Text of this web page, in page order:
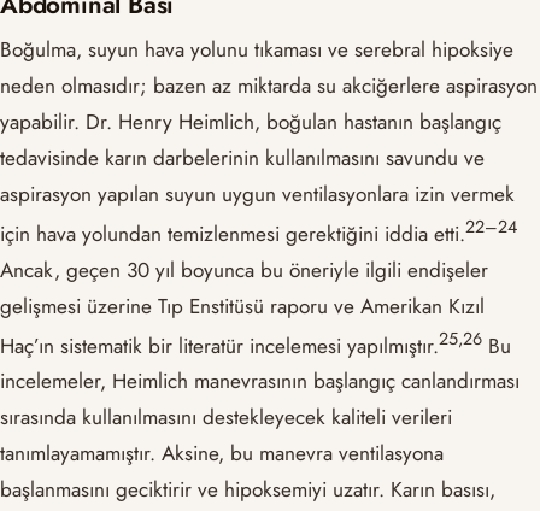
Boğulma, suyun hava yolunu tıkaması ve serebral hipoksiye
neden olmasıdır; bazen az miktarda su akciğerlere aspirasyon
yapabilir. Dr. Henry Heimlich, boğulan hastanın başlangıç
tedavisinde karın darbelerinin kullanılmasını savundu ve
aspirasyon yapılan suyun uygun ventilasyonlara izin vermek
için hava yolundan temizlenmesi gerektiğini iddia etti.​22–24​
Ancak, geçen 30 yıl boyunca bu öneriyle ilgili endişeler
gelişmesi üzerine Tıp Enstitüsü raporu ve Amerikan Kızıl
Haç’ın sistematik bir literatür incelemesi yapılmıştır.​25,26​ Bu
incelemeler, Heimlich manevrasının başlangıç canlandırması
sırasında kullanılmasını destekleyecek kaliteli verileri
tanımlayamamıştır. Aksine, bu manevra ventilasyona
başlanmasını geciktirir ve hipoksemiyi uzatır. Karın basısı,